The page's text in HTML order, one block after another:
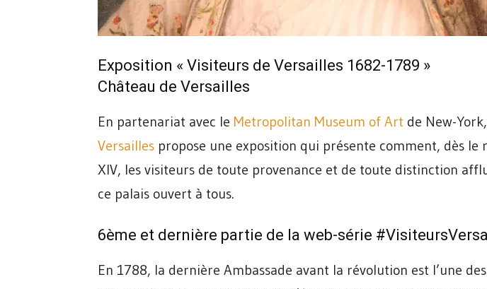
Exposition « Visiteurs de Versailles 1682-1789 »
Château de Versailles
En partenariat avec le Metropolitan Museum of Art de New-
Versailles propose une exposition qui présente comment, dès le
XIV, les visiteurs de toute provenance et de toute distinction
ce palais ouvert à tous.
6ème et dernière partie de la web-série
En 1788, la dernière Ambassade avant la révolution est l’une